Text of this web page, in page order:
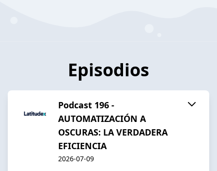
Episodios
Podcast 196 -
AUTOMATIZACIÓN A
OSCURAS: LA VERDADERA
EFICIENCIA
2026-07-09